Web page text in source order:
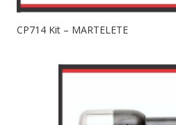
CP714 Kit – MARTELETE